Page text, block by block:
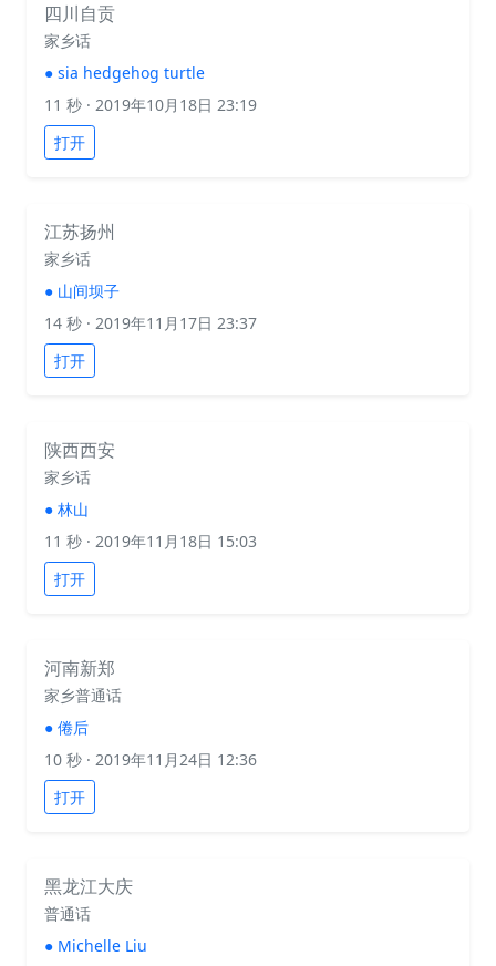
四川自贡
家乡话
● sia hedgehog turtle
11 秒 · 2019年10月18日 23:19
打开
江苏扬州
家乡话
● 山间坝子
14 秒 · 2019年11月17日 23:37
打开
陕西西安
家乡话
● 林山
11 秒 · 2019年11月18日 15:03
打开
河南新郑
家乡普通话
● 倦后
10 秒 · 2019年11月24日 12:36
打开
黑龙江大庆
普通话
● Michelle Liu